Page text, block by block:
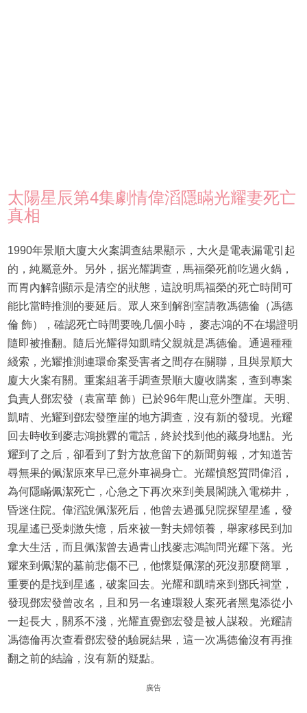
太陽星辰第4集劇情偉滔隱瞞光耀妻死亡
真相
1990年景順大廈大火案調查結果顯示，大火是電表漏電引起
的，純屬意外。另外，据光耀調查，馬福榮死前吃過火鍋，
而胃內解剖顯示是清空的狀態，這說明馬福榮的死亡時間可
能比當時推測的要延后。眾人來到解剖室請教馮德倫（馮德
倫 飾），確認死亡時間要晚几個小時， 麥志鴻的不在場證明
隨即被推翻。隨后光耀得知凱晴父親就是馮德倫。通過種種
綫索，光耀推測連環命案受害者之間存在關聯，且與景順大
廈大火案有關。重案組著手調查景順大廈收購案，查到專案
負責人鄧宏發（袁富華 飾）已於96年爬山意外墮崖。天明、
凱晴、光耀到鄧宏發墮崖的地方調查，沒有新的發現。光耀
回去時收到麥志鴻挑釁的電話，終於找到他的藏身地點。光
耀到了之后，卻看到了對方故意留下的新聞剪報，才知道苦
尋無果的佩潔原來早已意外車禍身亡。光耀憤怒質問偉滔，
為何隱瞞佩潔死亡，心急之下再次來到美晨閣跳入電梯井，
昏迷住院。偉滔說佩潔死后，他曾去過孤兒院探望星遙，發
現星遙已受刺激失憶，后來被一對夫婦領養，舉家移民到加
拿大生活，而且佩潔曾去過青山找麥志鴻詢問光耀下落。光
耀來到佩潔的墓前悲傷不已，他懷疑佩潔的死沒那麼簡單，
重要的是找到星遙，破案回去。光耀和凱晴來到鄧氏祠堂，
發現鄧宏發曾改名，且和另一名連環殺人案死者黑鬼添從小
一起長大，關系不淺，光耀直覺鄧宏發是被人謀殺。光耀請
馮德倫再次查看鄧宏發的驗屍結果，這一次馮德倫沒有再推
翻之前的結論，沒有新的疑點。
廣告